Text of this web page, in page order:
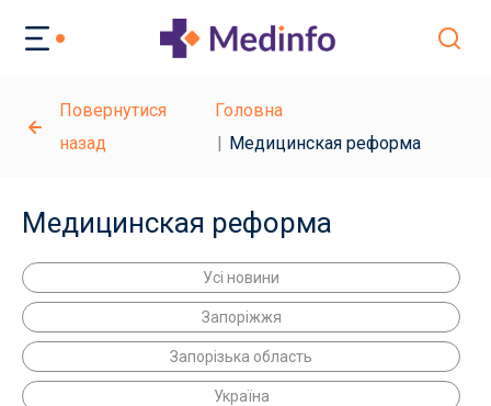
Повернутися
назад
Головна
Медицинская реформа
Медицинская реформа
Усі новини
Запоріжжя
Запорізька область
Україна